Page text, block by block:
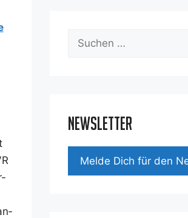
Suchen
Newsletter
Mel­de Dich für den